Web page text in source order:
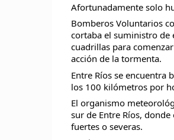
Afortunadamente solo
Bomberos Voluntarios
cortaba el suministro de
cuadrillas para
acción de la tormenta.
Entre Ríos se encuentra
los 100 kilómetros por
El organismo
sur de Entre Ríos,
fuertes o severas.